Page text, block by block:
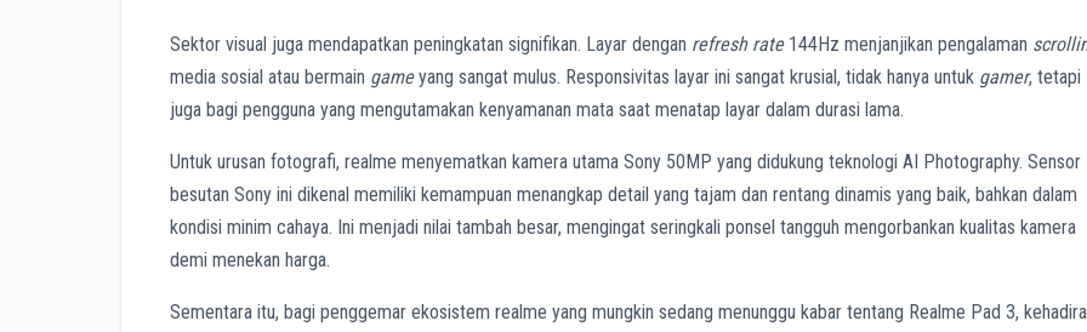
Sektor visual juga mendapatkan peningkatan signifikan. Layar dengan refresh rate144Hz menjanjikan pengalaman
media sosial atau bermain gameyang sangat mulus. Responsivitas layar ini sangat krusial, tidak hanya untuk gamer, tetapi
juga bagi pengguna yang mengutamakan kenyamanan mata saat menatap layar dalam durasi lama.
Untuk urusan fotografi, realme menyematkan kamera utama Sony 50MP yang didukung teknologi AI Photography. Sensor
besutan Sony ini dikenal memiliki kemampuan menangkap detail yang tajam dan rentang dinamis yang baik, bahkan dalam
kondisi minim cahaya. Ini menjadi nilai tambah besar, mengingat seringkali ponsel tangguh mengorbankan kualitas kamera
demi menekan harga.
Sementara itu, bagi penggemar ekosistem realme yang mungkin sedang menunggu kabar tentang Realme Pad 3,